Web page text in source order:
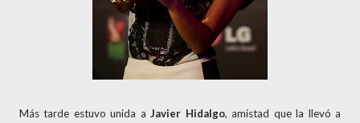
Más tarde estuvo unida aJavier Hidalgo, amistad que la llevó a